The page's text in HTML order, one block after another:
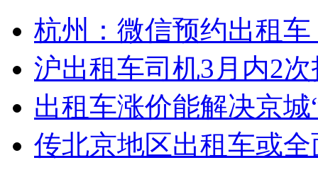
外交部：反对强权政治霸凌主义
外交部：有关国家言论片面不公正
安徽一实载49人客车翻车
杭州：微信预约出租
沪出租车司机3月内2
出租车涨价能解决京城
传北京地区出租车或